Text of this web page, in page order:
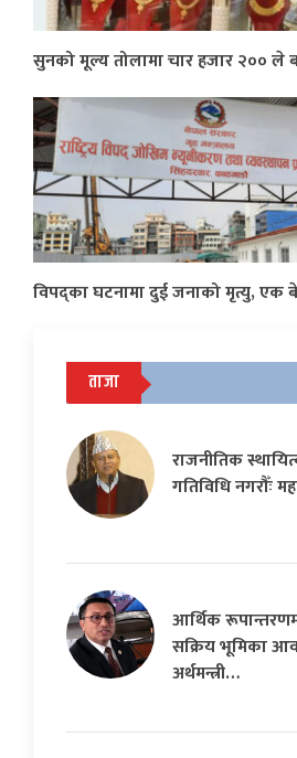
सुनको मूल्य तोलामा चार हजार २०० ले
विपद्का घटनामा दुई जनाको मृत्यु, एक
ताजा
राजनीतिक
गतिविधि नगरौँः
आर्थिक
सक्रिय भूमिका
अर्थमन्त्री…